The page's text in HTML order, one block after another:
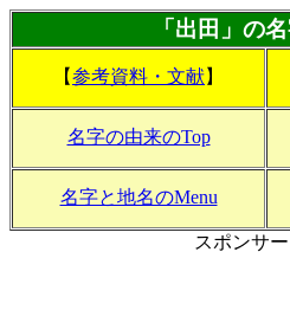
「出田」の
【参考資料・文献】
名字の由来のTop
名字と地名のMenu
スポンサ